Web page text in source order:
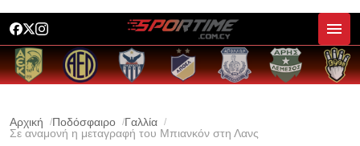
Αρχική Ποδόσφαιρο
Γαλλία
Σε αναμονή η μεταγραφή του Μπιανκόν στη Λανς